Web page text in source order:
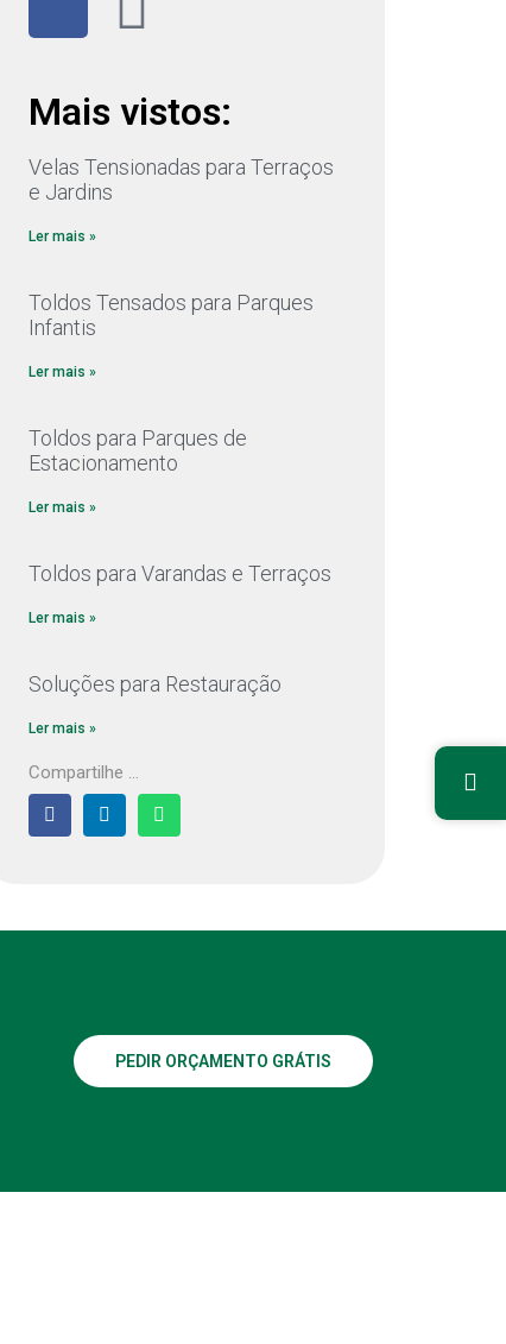
Mais vistos:
Velas Tensionadas para Terraços
e Jardins
Ler mais »
Toldos Tensados para Parques
Infantis
Ler mais »
Toldos para Parques de
Estacionamento
Ler mais »
Toldos para Varandas e Terraços
Ler mais »
Soluções para Restauração
Ler mais »
Compartilhe ...
PEDIR ORÇAMENTO GRÁTIS